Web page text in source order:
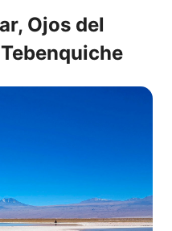
Ojos del